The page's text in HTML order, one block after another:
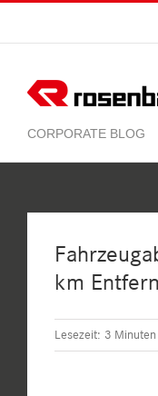
springen
km
Lesezeit: 3 Minuten